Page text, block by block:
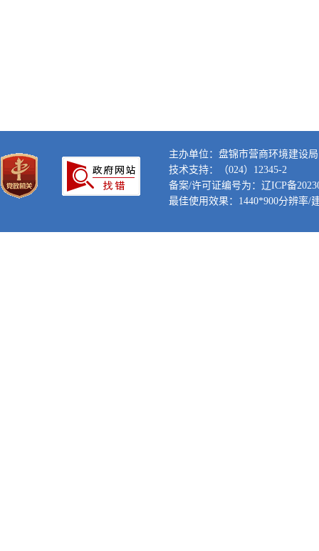
主办单位：盘锦市营商环境建设局
技术支持：（024）12345-2
备案/许可证编号为：辽ICP备
最佳使用效果：1440*900分辨率/